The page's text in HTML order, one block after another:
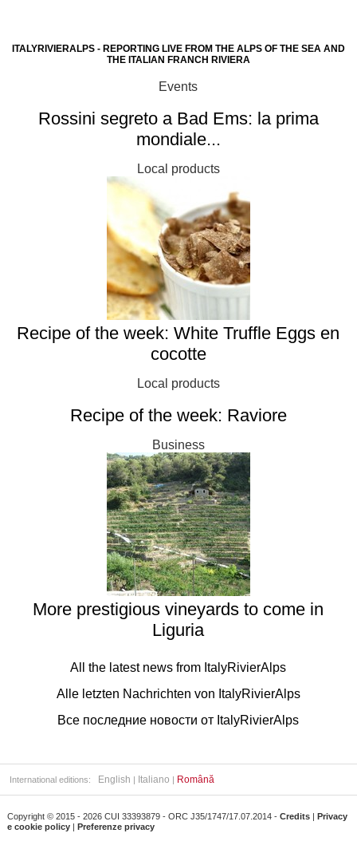
ITALYRIVIERALPS - REPORTING LIVE FROM THE ALPS OF THE SEA AND
THE ITALIAN FRANCH RIVIERA
Events
Rossini segreto a Bad Ems: la prima
mondiale...
Local products
Recipe of the week: White Truffle Eggs en
cocotte
Local products
Recipe of the week: Raviore
Business
More prestigious vineyards to come in
Liguria
All the latest news from ItalyRivierAlps
Alle letzten Nachrichten von ItalyRivierAlps
Все последние новости от ItalyRivierAlps
International editions: English | Italiano | Română
Copyright © 2015 - 2026 CUI 33393879 - ORC J35/1747/17.07.2014 - Credits| Privacy
e cookie policy| Preferenze privacy